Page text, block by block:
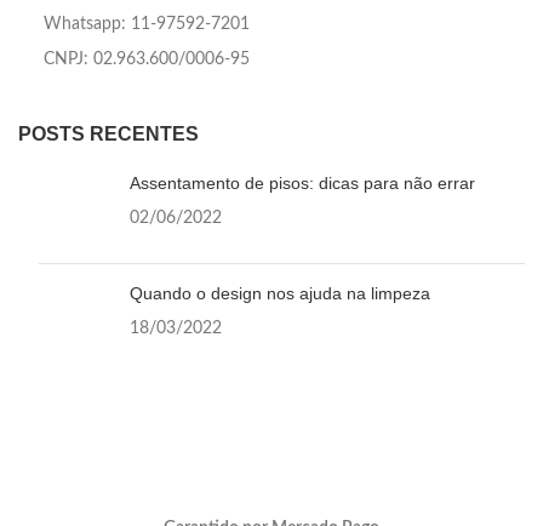
Whatsapp: 11-97592-7201
CNPJ: 02.963.600/0006-95
POSTS RECENTES
Assentamento de pisos: dicas para não errar
02/06/2022
Quando o design nos ajuda na limpeza
18/03/2022